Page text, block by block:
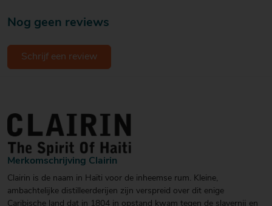
Nog geen reviews
Schrijf een review
Merkomschrijving Clairin
Clairin is de naam in Haïti voor de inheemse rum. Kleine,
ambachtelijke distilleerderijen zijn verspreid over dit enige
Caribische land dat in 1804 in opstand kwam tegen de slavernij en